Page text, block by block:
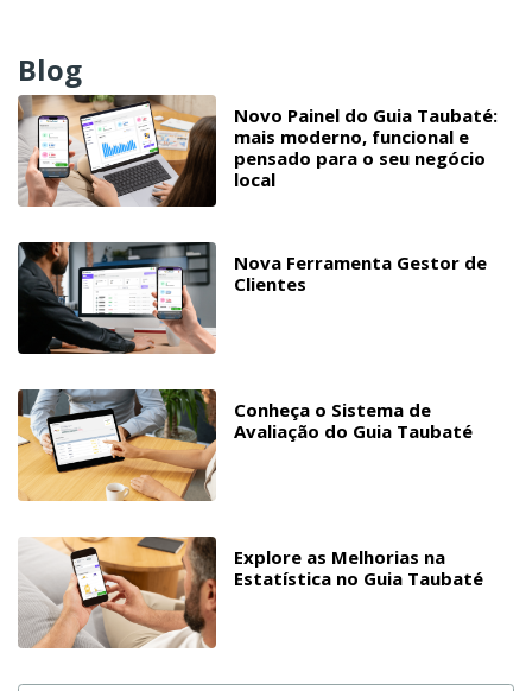
Blog
Novo Painel do Guia Taubaté:
mais moderno, funcional e
pensado para o seu negócio
local
Nova Ferramenta Gestor de
Clientes
Conheça o Sistema de
Avaliação do Guia Taubaté
Explore as Melhorias na
Estatística no Guia Taubaté